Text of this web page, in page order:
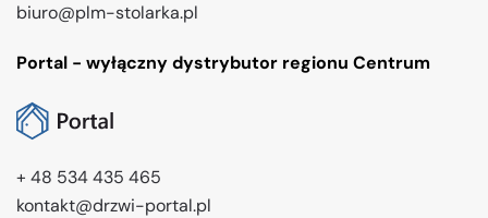
biuro@plm-stolarka.pl
Portal - wyłączny dystrybutor regionu Centrum
+ 48 534 435 465
kontakt@drzwi-portal.pl